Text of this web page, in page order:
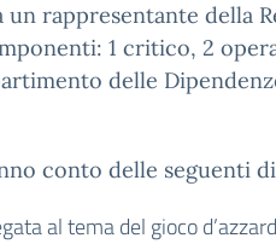
rappresentante della
1 critico, 2
delle
conto delle seguenti
al tema del gioco